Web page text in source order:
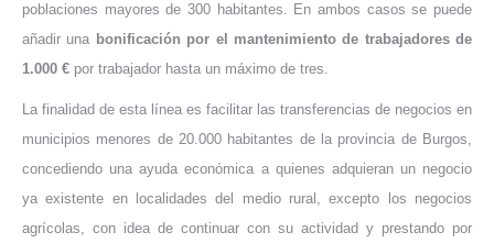
poblaciones mayores de 300 habitantes. En ambos casos se puede
añadir una bonificación por el mantenimiento de trabajadores de
1.000 € por trabajador hasta un máximo de tres.
La finalidad de esta línea es facilitar las transferencias de negocios en
municipios menores de 20.000 habitantes de la provincia de Burgos,
concediendo una ayuda económica a quienes adquieran un negocio
ya existente en localidades del medio rural, excepto los negocios
agrícolas, con idea de continuar con su actividad y prestando por